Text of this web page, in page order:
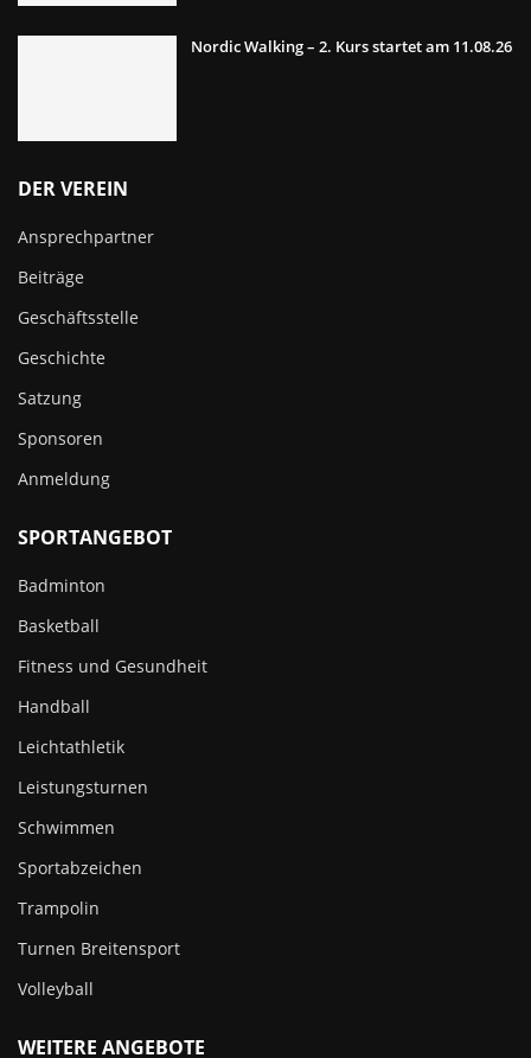
Nordic Walking – 2. Kurs startet am 11.08.26
DER VEREIN
Ansprechpartner
Beiträge
Geschäftsstelle
Geschichte
Satzung
Sponsoren
Anmeldung
SPORTANGEBOT
Badminton
Basketball
Fitness und Gesundheit
Handball
Leichtathletik
Leistungsturnen
Schwimmen
Sportabzeichen
Trampolin
Turnen Breitensport
Volleyball
WEITERE ANGEBOTE